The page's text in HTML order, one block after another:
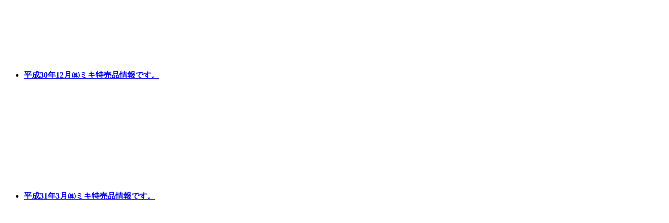
平成30年12月㈱ミキ特売品情報です。
平成31年3月㈱ミキ特売品情報です。